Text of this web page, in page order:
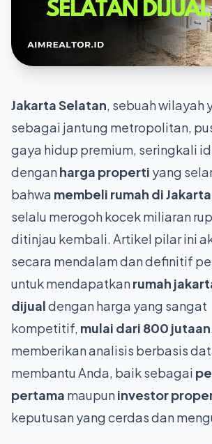
Jakarta Selatan, sebuah wilayah
sebagai jantung metropolitan,
gaya hidup premium, seringkali
denganharga properti yang
bahwa membeli rumah di
selalu merogoh kocek miliaran
ditinjau kembali. Artikel pilar ini
secara mendalam dan definitif
untuk mendapatkanrumah
dijualdengan harga yang sangat
kompetitif, mulai dari 800 jutaan
memberikan analisis berbasis
membantu Anda, baik sebagai
pertama maupuninvestor
keputusan yang cerdas dan